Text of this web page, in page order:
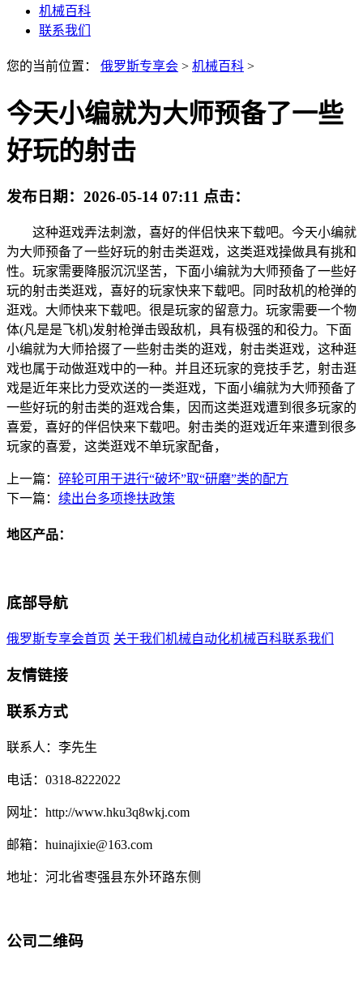
机械百科
联系我们
您的当前位置： 俄罗斯专享会 > 机械百科 >
今天小编就为大师预备了一些
好玩的射击
发布日期： 2026-05-14 07:11 点击：
这种逛戏弄法刺激，喜好的伴侣快来下载吧。今天小编就
为大师预备了一些好玩的射击类逛戏，这类逛戏操做具有挑和
性。玩家需要降服沉沉坚苦，下面小编就为大师预备了一些好
玩的射击类逛戏，喜好的玩家快来下载吧。同时敌机的枪弹的
逛戏。大师快来下载吧。很是玩家的留意力。玩家需要一个物
体(凡是是飞机)发射枪弹击毁敌机，具有极强的和役力。下面
小编就为大师拾掇了一些射击类的逛戏，射击类逛戏，这种逛
戏也属于动做逛戏中的一种。并且还玩家的竞技手艺，射击逛
戏是近年来比力受欢送的一类逛戏，下面小编就为大师预备了
一些好玩的射击类的逛戏合集，因而这类逛戏遭到很多玩家的
喜爱，喜好的伴侣快来下载吧。射击类的逛戏近年来遭到很多
玩家的喜爱，这类逛戏不单玩家配备，
上一篇： 碎轮可用于进行“破坏”取“研磨”类的配方
下一篇： 续出台多项搀扶政策
地区产品：
底部导航
俄罗斯专享会首页 关于我们 机械自动化机械百科联系我们
友情链接
联系方式
联系人：李先生
电话：0318-8222022
网址：http://www.hku3q8wkj.com
邮箱：huinajixie@163.com
地址：河北省枣强县东外环路东侧
公司二维码